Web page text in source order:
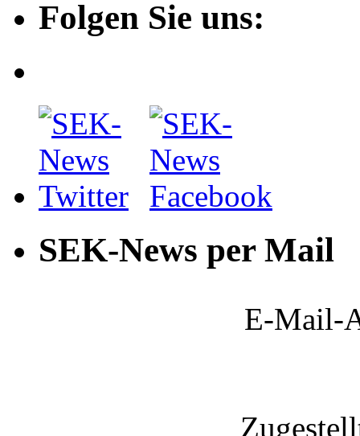
Folgen Sie uns:
SEK-News per Mail
E-Mail-